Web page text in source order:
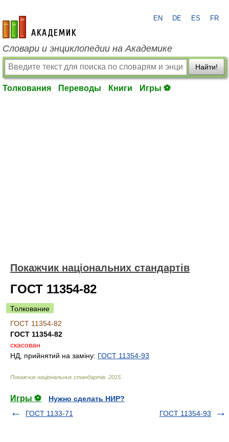
academic.ru
EN DE ES FR
Словари и энциклопедии на Академике
Найти!
Толкования Переводы Книги Игры ⚽
Покажчик національних стандартів
ГОСТ 11354-82
Толкование
ГОСТ 11354-82
ГОСТ 11354-82
скасован
НД, прийнятий на заміну: ГОСТ 11354-93
Покажчик національних стандартів 2015
Игры ⚽
Нужно сделать НИР?
ГОСТ 1133-71
ГОСТ 11354-93